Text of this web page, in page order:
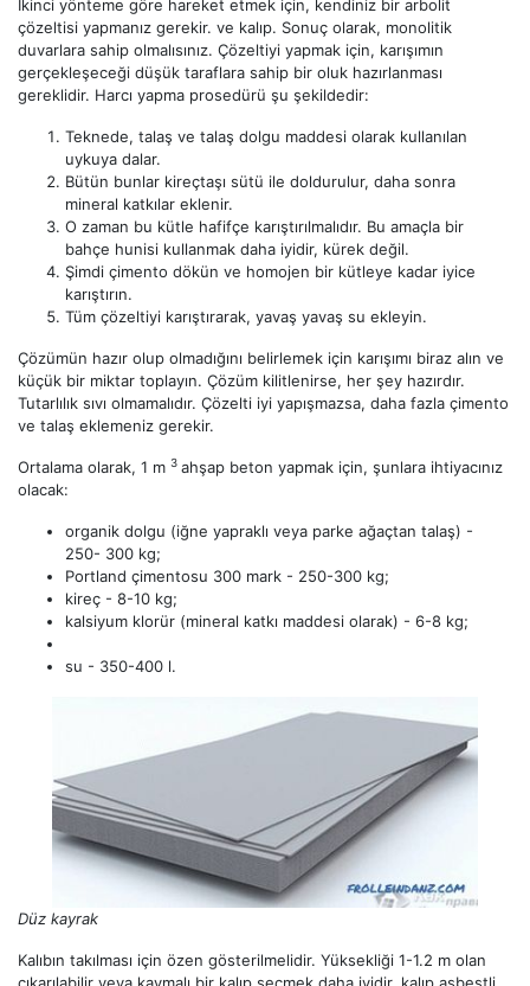
İkinci yönteme göre hareket etmek için, kendiniz bir arbolit
çözeltisi yapmanız gerekir. ve kalıp. Sonuç olarak, monolitik
duvarlara sahip olmalısınız. Çözeltiyi yapmak için, karışımın
gerçekleşeceği düşük taraflara sahip bir oluk hazırlanması
gereklidir. Harcı yapma prosedürü şu şekildedir:
Teknede, talaş ve talaş dolgu maddesi olarak kullanılan
uykuya dalar.
Bütün bunlar kireçtaşı sütü ile doldurulur, daha sonra
mineral katkılar eklenir.
O zaman bu kütle hafifçe karıştırılmalıdır. Bu amaçla bir
bahçe hunisi kullanmak daha iyidir, kürek değil.
Şimdi çimento dökün ve homojen bir kütleye kadar iyice
karıştırın.
Tüm çözeltiyi karıştırarak, yavaş yavaş su ekleyin.
Çözümün hazır olup olmadığını belirlemek için karışımı biraz alın ve
küçük bir miktar toplayın. Çözüm kilitlenirse, her şey hazırdır.
Tutarlılık sıvı olmamalıdır. Çözelti iyi yapışmazsa, daha fazla çimento
ve talaş eklemeniz gerekir.
Ortalama olarak, 1 m 3 ahşap beton yapmak için, şunlara ihtiyacınız
olacak:
organik dolgu (iğne yapraklı veya parke ağaçtan talaş) -
250- 300 kg;
Portland çimentosu 300 mark - 250-300 kg;
kireç - 8-10 kg;
kalsiyum klorür (mineral katkı maddesi olarak) - 6-8 kg;
su - 350-400 l.
Düz kayrak
Kalıbın takılması için özen gösterilmelidir. Yüksekliği 1-1.2 m olan